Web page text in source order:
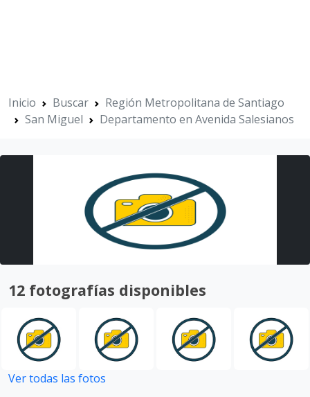
Inicio Buscar
Región Metropolitana de Santiago
San Miguel
Departamento en Avenida Salesianos
12 fotografías disponibles
Ver todas las fotos